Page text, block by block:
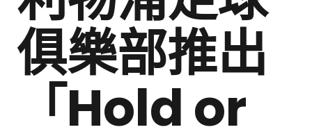
俱樂部推出
「Hold or